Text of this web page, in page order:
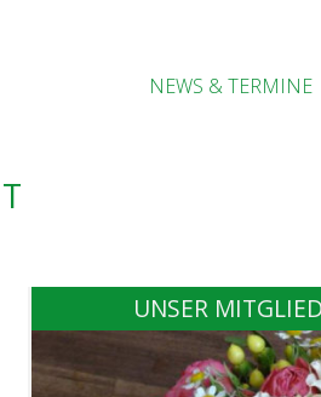
NEWS &TERMINE
UNSER